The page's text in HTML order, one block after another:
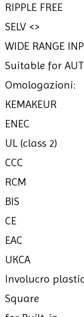
RIPPLE FREE
SELV <>
WIDE RANGE
Suitable for
Omologazioni:
KEMAKEUR
ENEC
UL (class 2)
CCC
RCM
BIS
CE
EAC
UKCA
Involucro
Square